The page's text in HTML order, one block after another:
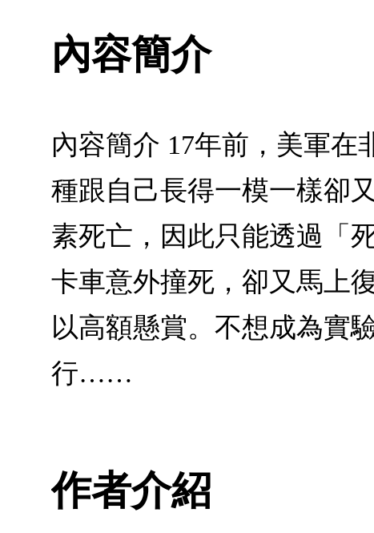
內容簡介
內容簡介 17年前，美軍在
種跟自己長得一模一樣卻
素死亡，因此只能透過「
卡車意外撞死，卻又馬上
以高額懸賞。不想成為實
行……
作者介紹